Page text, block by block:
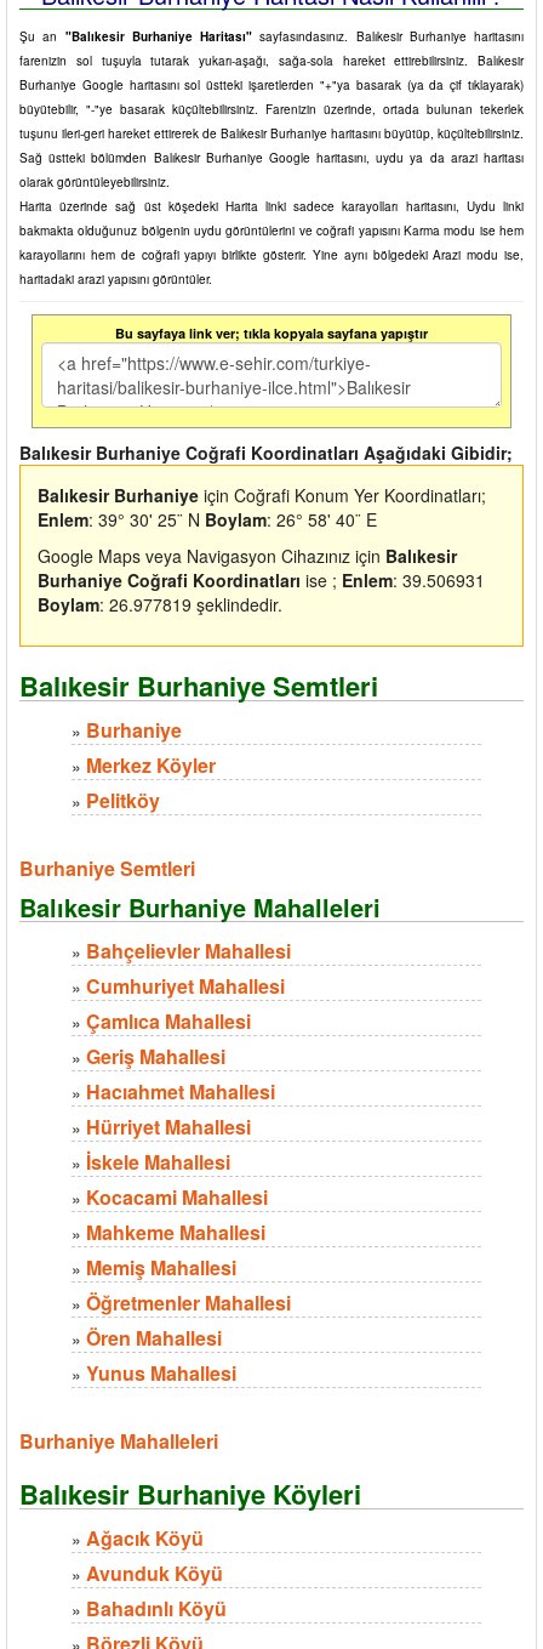
Şu an "Balıkesir Burhaniye Haritası" sayfasındasınız. Balıkesir Burhaniye haritasını
farenizin sol tuşuyla tutarak yukarı-aşağı, sağa-sola hareket ettirebilirsiniz. Balıkesir
Burhaniye Google haritasını sol üstteki işaretlerden "+"ya basarak (ya da çif tıklayarak)
büyütebilir, "-"ye basarak küçültebilirsiniz. Farenizin üzerinde, ortada bulunan tekerlek
tuşunu ileri-geri hareket ettirerek de Balıkesir Burhaniye haritasını büyütüp, küçültebilirsiniz.
Sağ üstteki bölümden Balıkesir Burhaniye Google haritasını, uydu ya da arazi haritası
olarak görüntüleyebilirsiniz.
Harita üzerinde sağ üst köşedeki Harita linki sadece karayolları haritasını, Uydu linki
bakmakta olduğunuz bölgenin uydu görüntülerini ve coğrafi yapısını Karma modu ise hem
karayollarını hem de coğrafi yapıyı birlikte gösterir. Yine aynı bölgedeki Arazi modu ise,
haritadaki arazi yapısını görüntüler.
Bu sayfaya link ver; tıkla kopyala sayfana yapıştır
Balıkesir Burhaniye Coğrafi Koordinatları Aşağıdaki Gibidir;
Balıkesir Burhaniye için Coğrafi Konum Yer Koordinatları;
Enlem: 39° 30' 25¨ N Boylam: 26° 58' 40¨ E
Google Maps veya Navigasyon Cihazınız için Balıkesir
Burhaniye Coğrafi Koordinatları ise ; Enlem: 39.506931
Boylam: 26.977819 şeklindedir.
Balıkesir Burhaniye Semtleri
» Burhaniye
» Merkez Köyler
» Pelitköy
Burhaniye Semtleri
Balıkesir Burhaniye Mahalleleri
» Bahçelievler Mahallesi
» Cumhuriyet Mahallesi
» Çamlıca Mahallesi
» Geriş Mahallesi
» Hacıahmet Mahallesi
» Hürriyet Mahallesi
» İskele Mahallesi
» Kocacami Mahallesi
» Mahkeme Mahallesi
» Memiş Mahallesi
» Öğretmenler Mahallesi
» Ören Mahallesi
» Yunus Mahallesi
Burhaniye Mahalleleri
Balıkesir Burhaniye Köyleri
» Ağacık Köyü
» Avunduk Köyü
» Bahadınlı Köyü
» Börezli Köyü